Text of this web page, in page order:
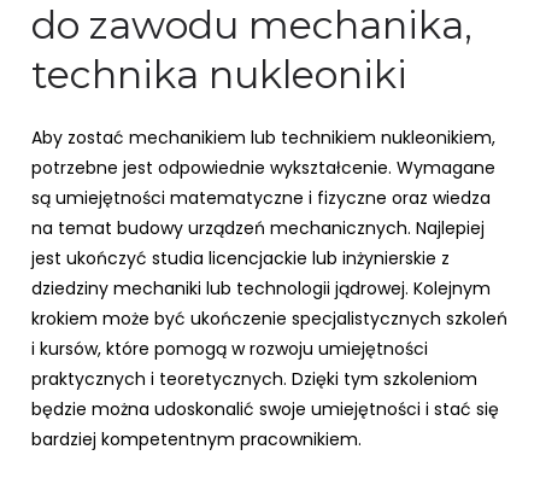
do zawodu mechanika,
technika nukleoniki
Aby zostać mechanikiem lub technikiem nukleonikiem,
potrzebne jest odpowiednie wykształcenie. Wymagane
są umiejętności matematyczne i fizyczne oraz wiedza
na temat budowy urządzeń mechanicznych. Najlepiej
jest ukończyć studia licencjackie lub inżynierskie z
dziedziny mechaniki lub technologii jądrowej. Kolejnym
krokiem może być ukończenie specjalistycznych szkoleń
i kursów, które pomogą w rozwoju umiejętności
praktycznych i teoretycznych. Dzięki tym szkoleniom
będzie można udoskonalić swoje umiejętności i stać się
bardziej kompetentnym pracownikiem.